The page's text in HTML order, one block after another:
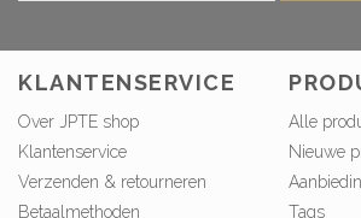
KLANTENSERVICE
Over JPTE shop
Klantenservice
Verzenden & retourneren
Betaalmethoden
Alle
Nieuwe
Tags